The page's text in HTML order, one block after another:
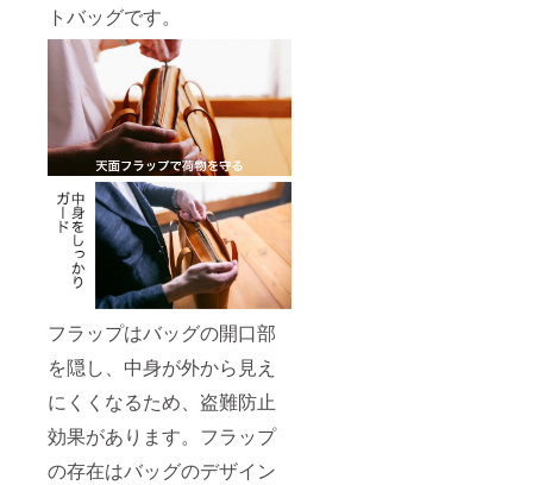
トバッグです。
フラップはバッグの開口部
を隠し、中身が外から見え
にくくなるため、盗難防止
効果があります。フラップ
の存在はバッグのデザイン